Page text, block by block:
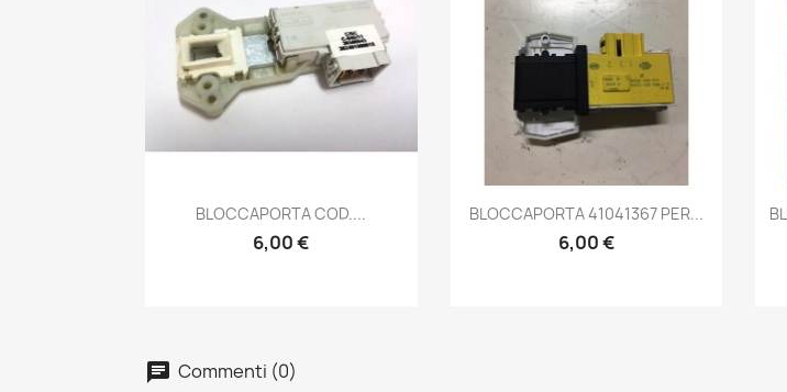
Anteprima
BLOCCAPORTA COD....
6,00 €
Anteprima
BLOCCAPORTA 41041367 PER...
6,00 €
Commenti (0)